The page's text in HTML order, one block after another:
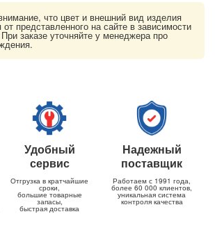
что цвет и внешний вид изделия
представленного на сайте в зависимости
заказе уточняйте у менеджера про
Удобный
сервис
Отгрузка в кратчайшие
сроки,
большие товарные
запасы,
быстрая доставка
Надежный
поставщик
Работаем с 1991 года,
более 60 000 клиентов,
уникальная система
контроля качества